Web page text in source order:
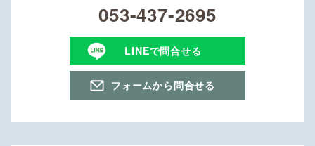
053-437-2695
LINEで問合せる
フォームから問合せる